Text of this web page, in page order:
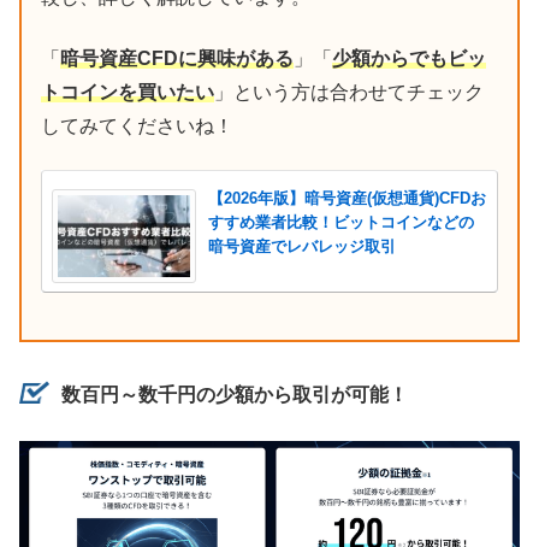
「 暗号資産CFDに興味がある 」「 少額からでもビッ
トコインを買いたい 」という方は合わせてチェック
してみてくださいね！
【2026年版】暗号資産(仮想通貨)CFDお
すすめ業者比較！ビットコインなどの
暗号資産でレバレッジ取引
数百円～数千円の少額から取引が可能！